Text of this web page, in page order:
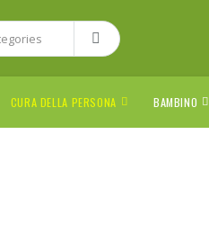
CURA DELLA PERSONA BAMBINO